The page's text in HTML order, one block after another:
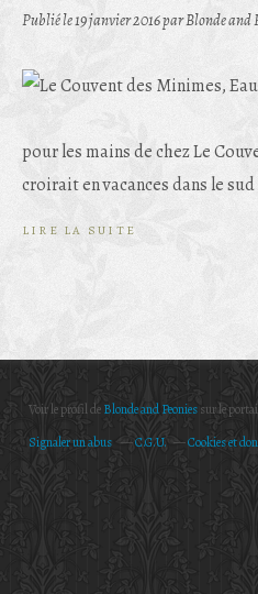
Publié le19 janvier 2016par Blonde and
pour les mains de chez Le
croirait en vacances dans le
LIRE LA SUITE
Voir le profil deBlonde and Peoniessur le
Signaler un abus
C.G.U. Cookies et